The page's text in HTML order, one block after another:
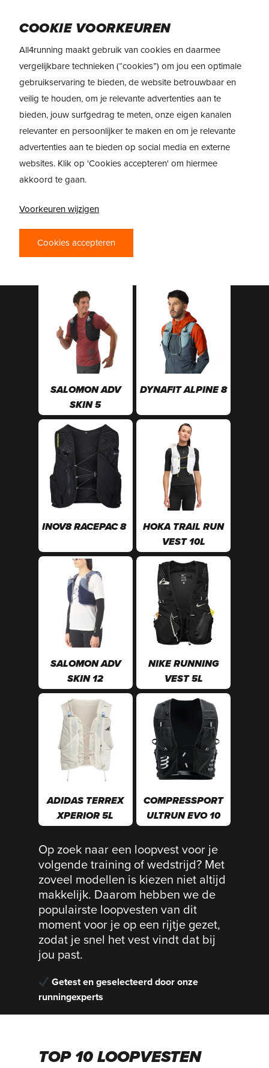
content
DE BESTE
LOOPVESTEN VAN
2026
SALOMON ADV
SKIN 5
DYNAFIT ALPINE 8
INOV8 RACEPAC 8
HOKA TRAIL RUN
VEST 10L
SALOMON ADV
SKIN 12
NIKE RUNNING
VEST 5L
ADIDAS TERREX
XPERIOR 5L
COMPRESSPORT
ULTRUN EVO 10
Op zoek naar een loopvest voor je
volgende training of wedstrijd? Met
zoveel modellen is kiezen niet altijd
makkelijk. Daarom hebben we de
populairste loopvesten van dit
moment voor je op een rijtje gezet,
zodat je snel het vest vindt dat bij
jou past.
Getest en geselecteerd door onze
runningexperts
TOP 10 LOOPVESTEN
COOKIE VOORKEUREN
All4running maakt gebruik van cookies en daarmee
vergelijkbare technieken (“cookies”) om jou een optimale
gebruikservaring te bieden, de website betrouwbaar en
veilig te houden, om je relevante advertenties aan te
bieden, jouw surfgedrag te meten, onze eigen kanalen
relevanter en persoonlijker te maken en om je relevante
advertenties aan te bieden op social media en externe
websites. Klik op 'Cookies accepteren' om hiermee
akkoord te gaan.
Voorkeuren wijzigen
Cookies accepteren